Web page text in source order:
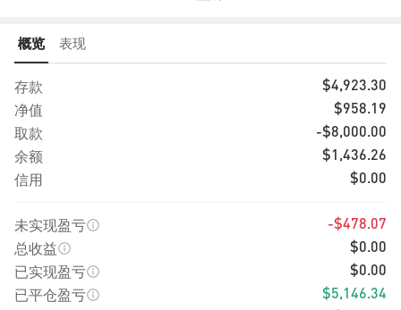
概览 表现
存款 $4,923.30
净值 $958.19
取款 -$8,000.00
余额 $1,436.26
信用 $0.00
未实现盈亏 -$478.07
总收益 $0.00
已实现盈亏 $0.00
已平仓盈亏 $5,146.34